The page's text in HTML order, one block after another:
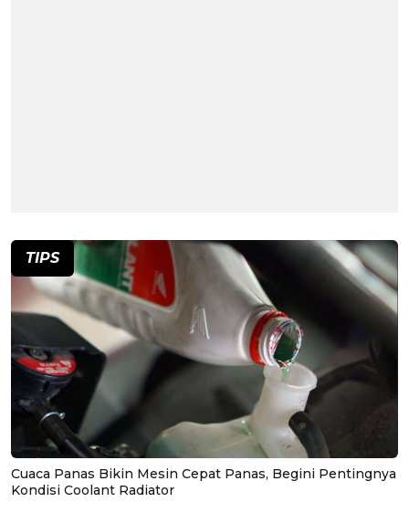
TIPS
Cuaca Panas Bikin Mesin Cepat Panas, Begini Pentingnya
Kondisi Coolant Radiator